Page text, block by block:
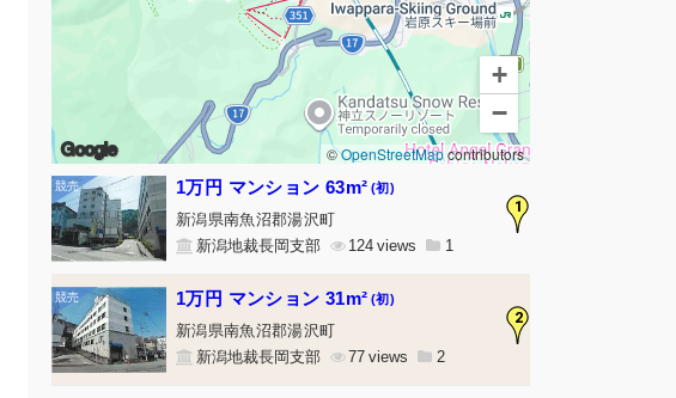
Google
+
−
©OpenStreetMapcontributors
1
1万円 マンション 63m² (初)
新潟県南魚沼郡湯沢町
新潟地裁長岡支部
124 1
2
1万円 マンション 31m² (初)
新潟県南魚沼郡湯沢町
新潟地裁長岡支部
77 2